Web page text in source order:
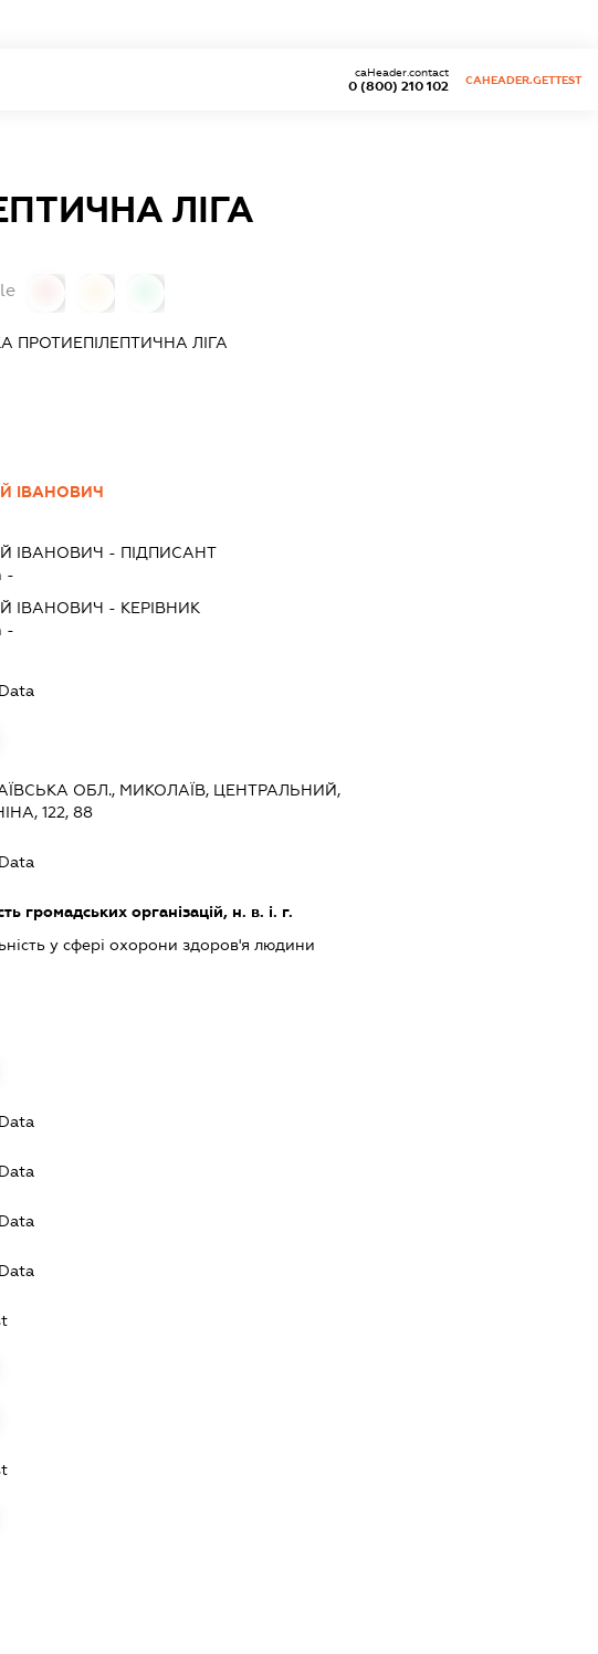
0 (800) 210 102
caHeader.contact
CAHEADER.GETTEST
ЛІГА
ПРОТИЕПІЛЕПТИЧНА ЛІГА
ІВАНОВИЧ
ІВАНОВИЧ - ПІДПИСАНТ
-
ІВАНОВИЧ - КЕРІВНИК
-
ОБЛ., МИКОЛАЇВ, ЦЕНТРАЛЬНИЙ,
122, 88
громадських організацій, н. в. і. г.
у сфері охорони здоров'я людини